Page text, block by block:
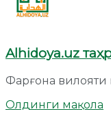
Alhidoya.uz
Фарғона вилояти
Олдинги мақола